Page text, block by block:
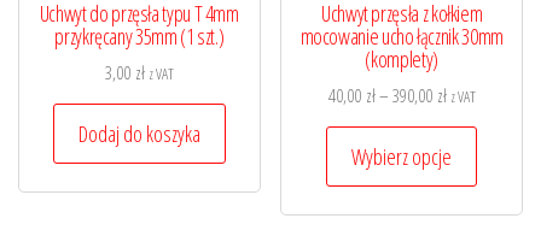
Uchwyt do przęsła typu T 4mm
przykręcany 35mm (1 szt.)
3,00 zł z VAT
Dodaj do koszyka
Uchwyt przęsła z kołkiem
mocowanie ucho łącznik 30mm
(komplety)
40,00 zł–390,00 złZakres
cen:
od
40,00 zł
do
z VAT
Wybierz opcje
Ten